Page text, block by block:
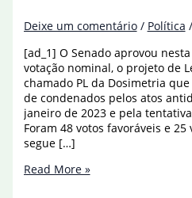
Deixe um comentário / Política /
[ad_1] O Senado aprovou
votação nominal, o projeto de
chamado PL da Dosimetria
de condenados pelos atos
janeiro de 2023 e pela
Foram 48 votos favoráveis e
segue […]
Senado
Read More »